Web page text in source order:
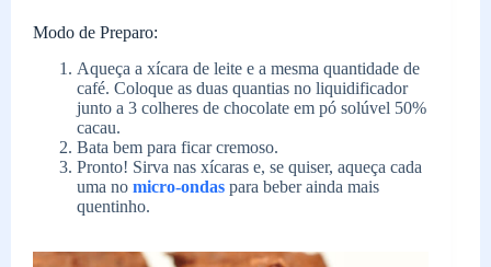
Modo de Preparo:
Aqueça a xícara de leite e a mesma quantidade de
café. Coloque as duas quantias no liquidificador
junto a 3 colheres de chocolate em pó solúvel 50%
cacau.
Bata bem para ficar cremoso.
Pronto! Sirva nas xícaras e, se quiser, aqueça cada
uma no micro-ondas para beber ainda mais
quentinho.